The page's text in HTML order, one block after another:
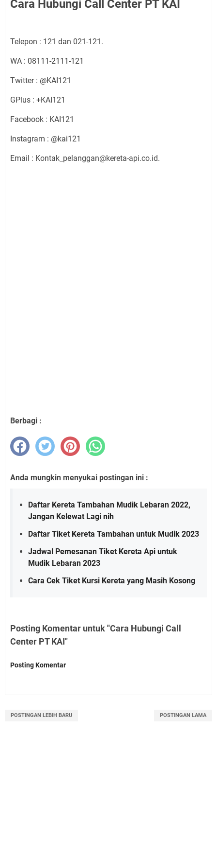
Cara Hubungi Call Center PT KAI
Telepon : 121 dan 021-121.
WA : 08111-2111-121
Twitter : @KAI121
GPlus : +KAI121
Facebook : KAI121
Instagram : @kai121
Email : Kontak_pelanggan@kereta-api.co.id.
Berbagi :
Anda mungkin menyukai postingan ini :
Daftar Kereta Tambahan Mudik Lebaran 2022,
Jangan Kelewat Lagi nih
Daftar Tiket Kereta Tambahan untuk Mudik 2023
Jadwal Pemesanan Tiket Kereta Api untuk
Mudik Lebaran 2023
Cara Cek Tiket Kursi Kereta yang Masih Kosong
Posting Komentar untuk "Cara Hubungi Call
Center PT KAI"
Posting Komentar
POSTINGAN LEBIH BARU POSTINGAN LAMA